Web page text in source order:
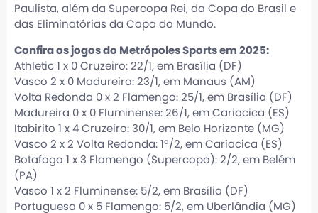
Paulista, além da Supercopa Rei, da Copa do Brasil e
das Eliminatórias da Copa do Mundo.
Confira os jogos do Metrópoles Sports em 2025:
Athletic 1 x 0 Cruzeiro: 22/1, em Brasília (DF)
Vasco 2 x 0 Madureira: 23/1, em Manaus (AM)
Volta Redonda 0 x 2 Flamengo: 25/1, em Brasília (DF)
Madureira 0 x 0 Fluminense: 26/1, em Cariacica (ES)
Itabirito 1 x 4 Cruzeiro: 30/1, em Belo Horizonte (MG)
Vasco 2 x 2 Volta Redonda: 1º/2, em Cariacica (ES)
Botafogo 1 x 3 Flamengo (Supercopa): 2/2, em Belém
(PA)
Vasco 1 x 2 Fluminense: 5/2, em Brasília (DF)
Portuguesa 0 x 5 Flamengo: 5/2, em Uberlândia (MG)